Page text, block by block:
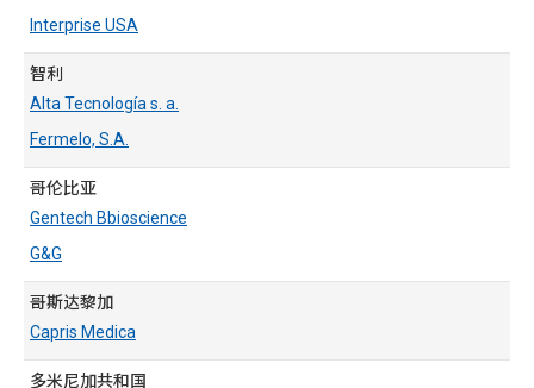
Interprise USA
智利
Alta Tecnología s. a.
Fermelo, S.A.
哥伦比亚
Gentech Bbioscience
G&G
哥斯达黎加
Capris Medica
多米尼加共和国